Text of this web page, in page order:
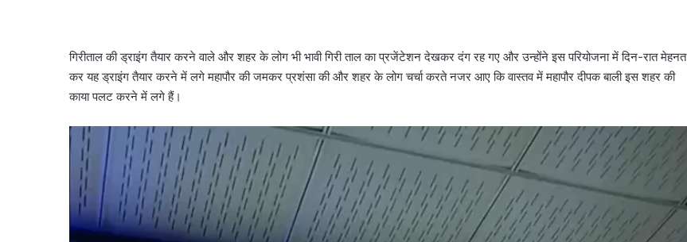
गिरीताल की ड्राइंग तैयार करने वाले और शहर के लोग भी भावी गिरी ताल का प्रजेंटेशन देखकर दंग रह गए और उन्होंने इस परियोजना में दिन-रात मेहनत
कर यह ड्राइंग तैयार करने में लगे महापौर की जमकर प्रशंसा की और शहर के लोग चर्चा करते नजर आए कि वास्तव में महापौर दीपक बाली इस शहर की
काया पलट करने में लगे हैं।